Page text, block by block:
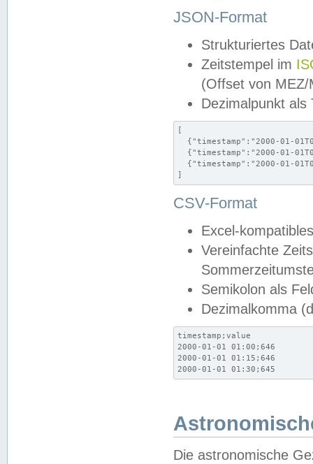
JSON-Format
Strukturiertes
Zeitstempel im
(Offset von MEZ/
Dezimalpunkt als
[
{"timestamp":"2000-01-
{"timestamp":"2000-01-
{"timestamp":"2000-01-
]
CSV-Format
Excel-
Vereinfachte
Semikolon als
Dezimalkomma
timestamp;value
2000-01-01 01:00;646
2000-01-01 01:15;646
2000-01-01 01:30;645
Die astronomische